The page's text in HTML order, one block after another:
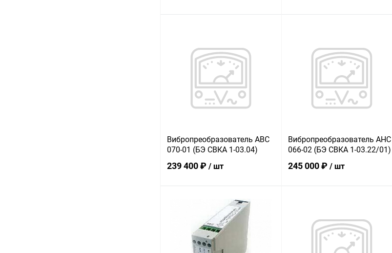
Купить в 1 клик Сравнение Купить в 1 клик Сравнение
Вибропреобразователь АВС
070-01 (БЭ СВКА 1-03.04)
239 400 ₽ / шт
В корзину
Купить в 1 клик К сравнению
В избранное В наличии
Вибропреобразователь АНС
066-02 (БЭ СВКА 1-03.22/01)
245 000 ₽ / шт
Купить в 1 клик К сравнению